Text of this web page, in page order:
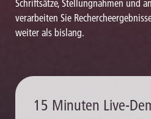
Schriftsätze, Stellungnahmen und
verarbeiten Sie
weiter als bislang.
15 Minuten Live-